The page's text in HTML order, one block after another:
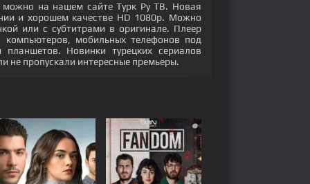
можно на нашем сайте Турк Ру ТВ. Новая
и хорошем качестве HD 1080p. Можно
или с субтитрами в оригинале. Плеер
мобильных телефонов под
Новинки турецких сериалов
не пропускали интересные премьеры.